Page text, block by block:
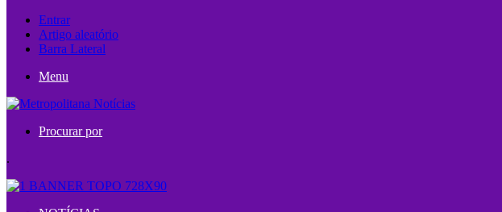
Entrar
Artigo aleatório
Barra Lateral
Menu
Procurar por
.